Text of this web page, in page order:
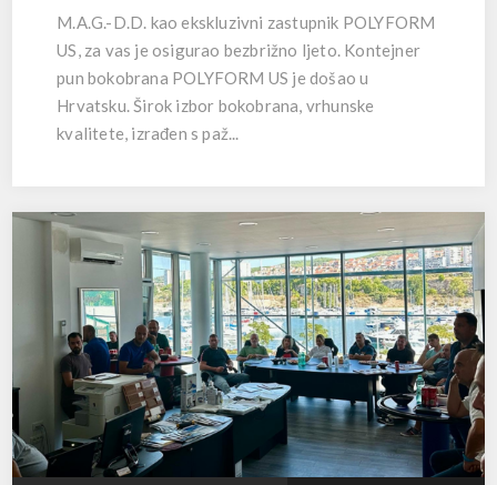
M.A.G.-D.D. kao ekskluzivni zastupnik POLYFORM
US, za vas je osigurao bezbrižno ljeto. Kontejner
pun bokobrana POLYFORM US je došao u
Hrvatsku. Širok izbor bokobrana, vrhunske
kvalitete, izrađen s paž...